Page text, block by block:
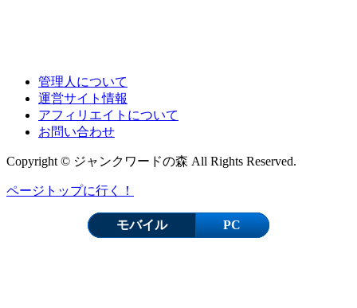
管理人について
運営サイト情報
アフィリエイトについて
お問い合わせ
Copyright © ジャンクワードの森 All Rights Reserved.
ページトップに行く！
モバイル PC